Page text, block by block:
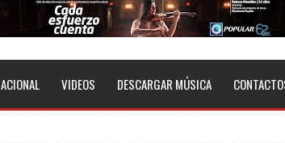
VIDEOS DESCARGAR MÚSICA